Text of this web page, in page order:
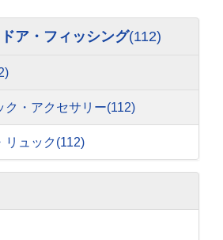
ア・フィッシング(112)
ク・アクセサリー(112)
リュック(112)